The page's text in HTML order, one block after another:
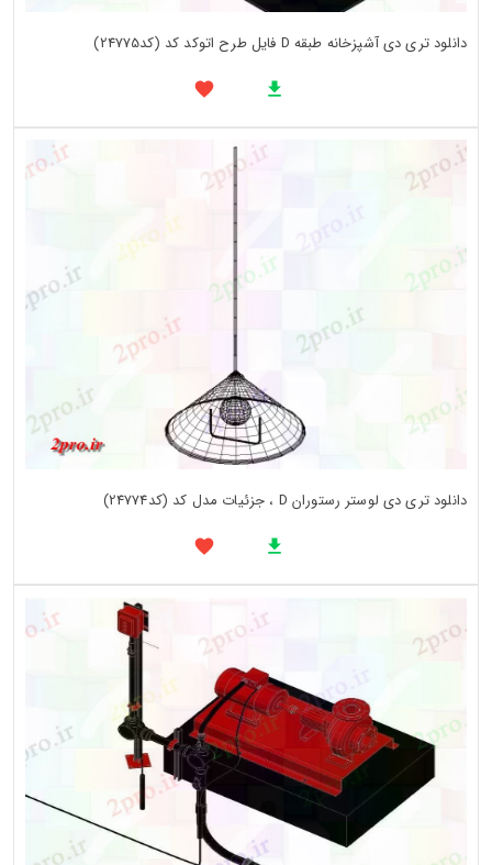
دانلود تری دی آشپزخانه طبقه D فایل طرح اتوکد کد (کد24775)
دانلود تری دی لوستر رستوران D ، جزئیات مدل کد (کد24774)